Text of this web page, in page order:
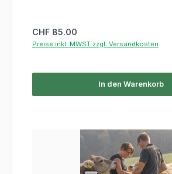
Regulärer Preis:
CHF 85.00
Preise inkl. MWST zzgl. Versandkosten
In den Warenkorb